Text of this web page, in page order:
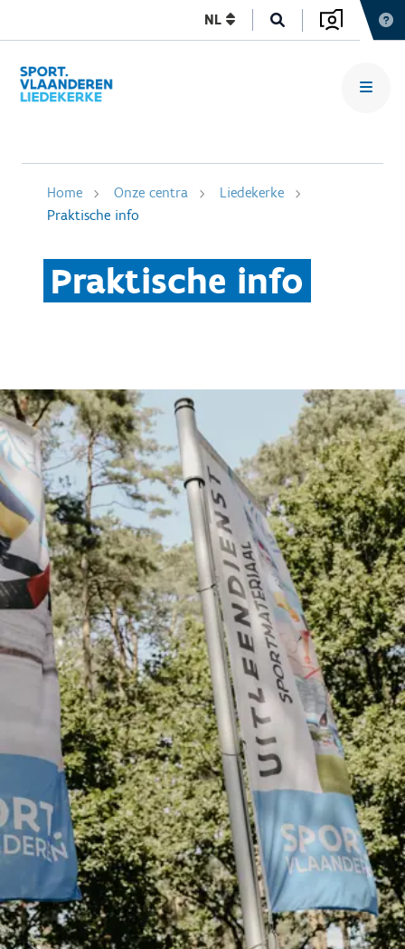
NL
Home Onze centra
Liedekerke
Praktische info
Praktische info